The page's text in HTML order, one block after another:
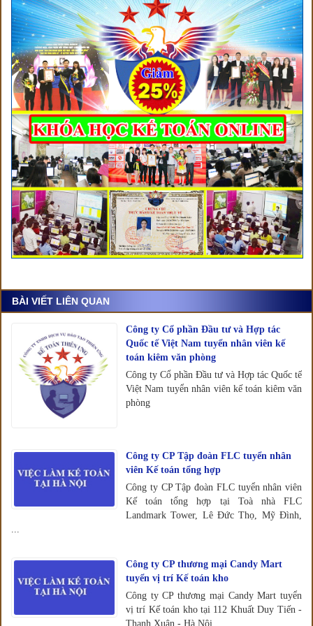
BÀI VIẾT LIÊN QUAN
Công ty Cổ phần Đầu tư và Hợp tác
Quốc tế Việt Nam tuyển nhân viên kế
toán kiêm văn phòng
Công ty Cổ phần Đầu tư và Hợp tác Quốc tế
Việt Nam tuyển nhân viên kế toán kiêm văn
phòng
Công ty CP Tập đoàn FLC tuyển nhân
viên Kế toán tổng hợp
Công ty CP Tập đoàn FLC tuyển nhân viên
Kế toán tổng hợp tại Toà nhà FLC
Landmark Tower, Lê Đức Thọ, Mỹ Đình,
...
Công ty CP thương mại Candy Mart
tuyển vị trí Kế toán kho
Công ty CP thương mại Candy Mart tuyển
vị trí Kế toán kho tại 112 Khuất Duy Tiến -
Thanh Xuân - Hà Nội